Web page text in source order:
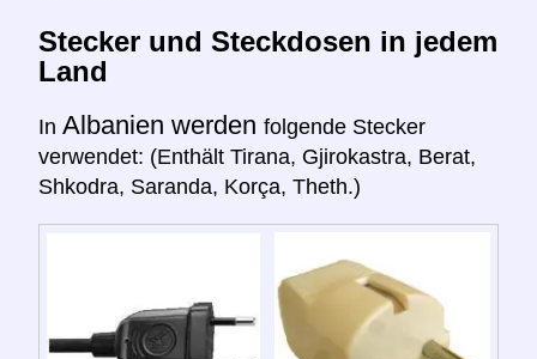
Stecker und Steckdosen in jedem
Land
In Albanien werden folgende Stecker
verwendet: (Enthält Tirana, Gjirokastra, Berat,
Shkodra, Saranda, Korça, Theth.)